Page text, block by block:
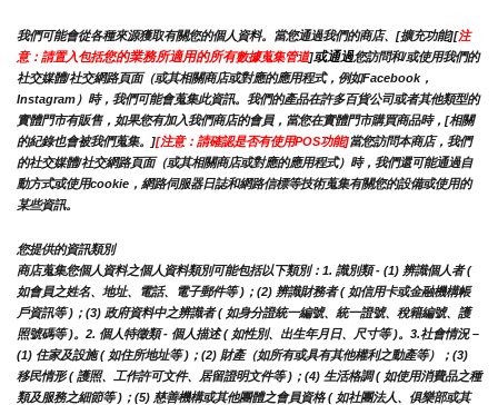
我們可能會從各種來源獲取有關您的個人資料。當您通過我們的商店、[擴充功能][注
意：請置入包括您的業務所適用的所有數據蒐集管道]或通過您訪問和/或使用我們的
社交媒體/社交網路頁面（或其相關商店或對應的應用程式，例如Facebook，
Instagram）時，我們可能會蒐集此資訊。我們的產品在許多百貨公司或者其他類型的
實體門市有販售，如果您有加入我們商店的會員，當您在實體門市購買商品時，[相關
的紀錄也會被我們蒐集。][注意：請確認是否有使用POS功能]當您訪問本商店，我們
的社交媒體/社交網路頁面（或其相關商店或對應的應用程式）時，我們還可能通過自
動方式或使用cookie，網路伺服器日誌和網路信標等技術蒐集有關您的設備或使用的
某些資訊。
您提供的資訊類別
商店蒐集您個人資料之個人資料類別可能包括以下類別：1. 識別類 - (1) 辨識個人者 (
如會員之姓名、地址、電話、電子郵件等 )；(2) 辨識財務者 ( 如信用卡或金融機構帳
戶資訊等 )；(3) 政府資料中之辨識者 ( 如身分證統一編號、統一證號、稅籍編號、護
照號碼等 )。2. 個人特徵類 - 個人描述 ( 如性別、出生年月日、尺寸等 )。3.社會情況 –
(1) 住家及設施 ( 如住所地址等 )；(2) 財產（如所有或具有其他權利之動產等）；(3)
移民情形 ( 護照、工作許可文件、居留證明文件等 )；(4) 生活格調 ( 如使用消費品之種
類及服務之細節等 )；(5) 慈善機構或其他團體之會員資格 ( 如社團法人、俱樂部或其